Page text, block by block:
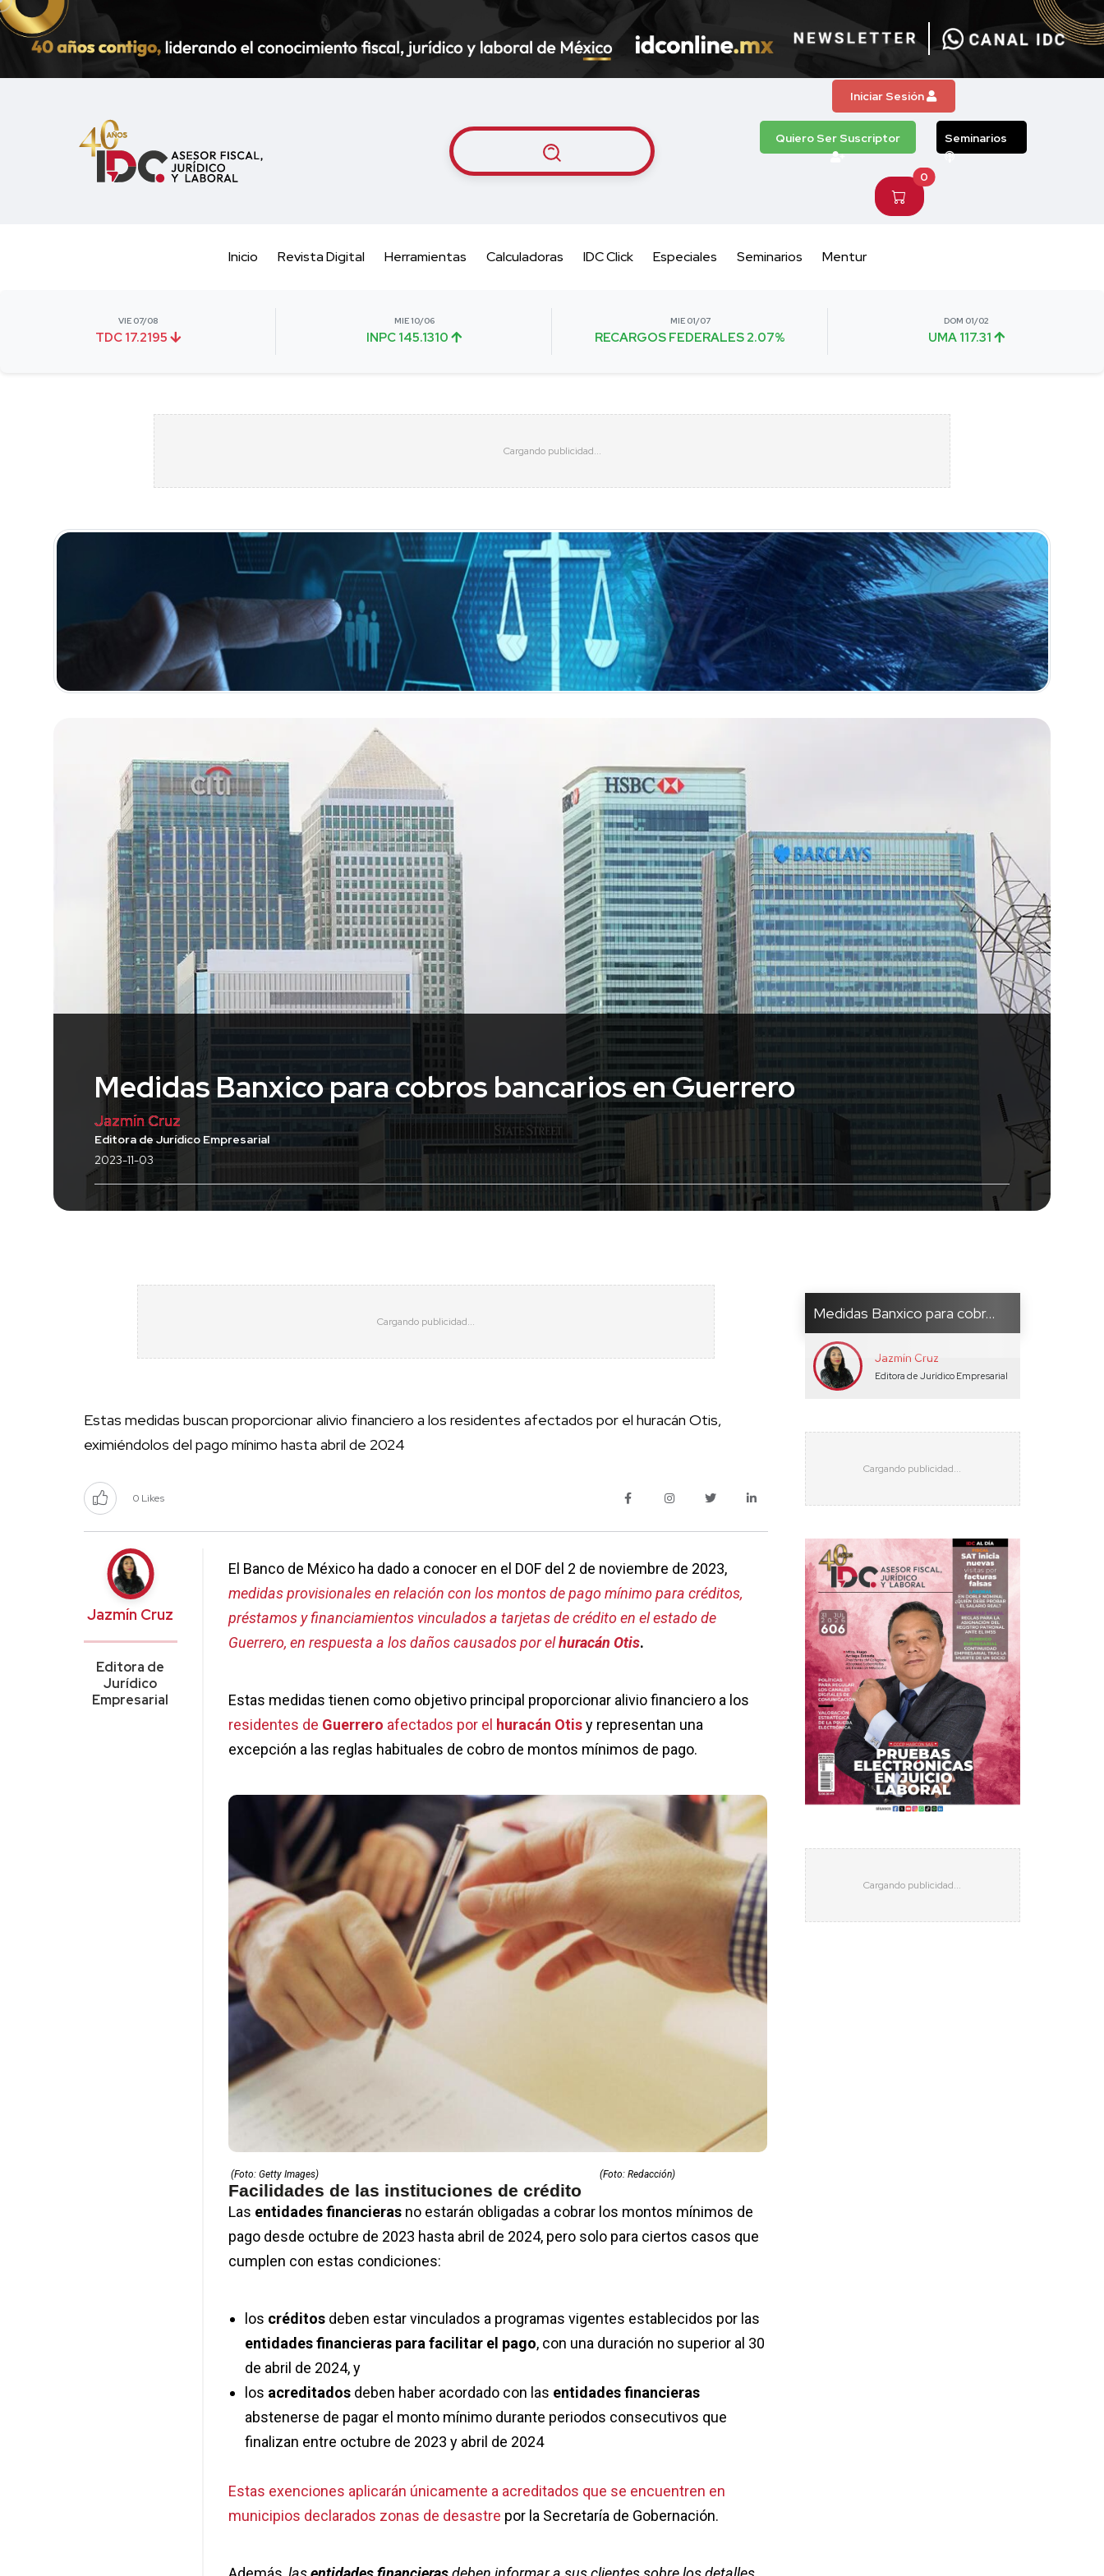
Iniciar Sesión
Quiero Ser Suscriptor Seminarios
0
Inicio Revista Digital Herramientas Calculadoras IDC Click Especiales Seminarios Mentur
VIE 07/08
TDC 17.2195
MIE 10/06
INPC 145.1310
MIE 01/07
RECARGOS FEDERALES 2.07%
DOM 01/02
UMA 117.31
Medidas Banxico para cobros bancarios en Guerrero
Jazmín Cruz
Editora de Jurídico Empresarial
2023-11-03
Estas medidas buscan proporcionar alivio financiero a los residentes afectados por el huracán Otis,
eximiéndolos del pago mínimo hasta abril de 2024
0 Likes
Jazmín Cruz
Editora de
Jurídico
Empresarial
El Banco de México ha dado a conocer en el DOF del 2 de noviembre de 2023,
medidas provisionales en relación con los montos de pago mínimo para créditos,
préstamos y financiamientos vinculados a tarjetas de crédito en el estado de
Guerrero, en respuesta a los daños causados por elhuracán Otis.
Estas medidas tienen como objetivo principal proporcionar alivio financiero a los
residentes de Guerrero afectados por el huracán Otisy representan una
excepción a las reglas habituales de cobro de montos mínimos de pago.
(Foto: Getty Images) (Foto: Redacción)
Facilidades de las instituciones de crédito
Las entidades financierasno estarán obligadas a cobrar los montos mínimos de
pago desde octubre de 2023 hasta abril de 2024, pero solo para ciertos casos que
cumplen con estas condiciones:
los créditosdeben estar vinculados a programas vigentes establecidos por las
entidades financieras para facilitar el pago, con una duración no superior al 30
de abril de 2024, y
los acreditados deben haber acordado con las entidades financieras
abstenerse de pagar el monto mínimo durante periodos consecutivos que
finalizan entre octubre de 2023 y abril de 2024
Estas exenciones aplicarán únicamente a acreditados que se encuentren en
municipios declarados zonas de desastre por la Secretaría de Gobernación.
Medidas Banxico para cobr...
Jazmín Cruz
Editora de Jurídico Empresarial